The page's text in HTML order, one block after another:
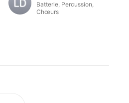
Batterie, Percussion,
Chœurs